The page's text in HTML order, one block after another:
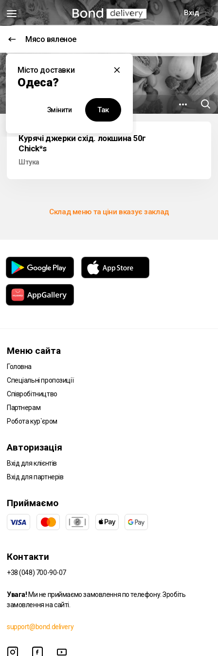
Місто доставки
Одеса?
Змінити Так
Вхід
Цей заклад наразі не працює
Гурманъ
8.7 км
Мясо вяленое
Курячі джерки схід. локшина 50г
Chick*s
Штука
Склад меню та ціни вказує заклад
Меню сайта
Головна
Спеціальні пропозиції
Співробітництво
Партнерам
Робота кур`єром
Авторизація
Вхід для клієнтів
Вхід для партнерів
Приймаємо
Контакти
+38 (048) 700-90-07
Увага! Ми не приймаємо замовлення по телефону. Зробіть
замовлення на сайті.
support@bond.delivery